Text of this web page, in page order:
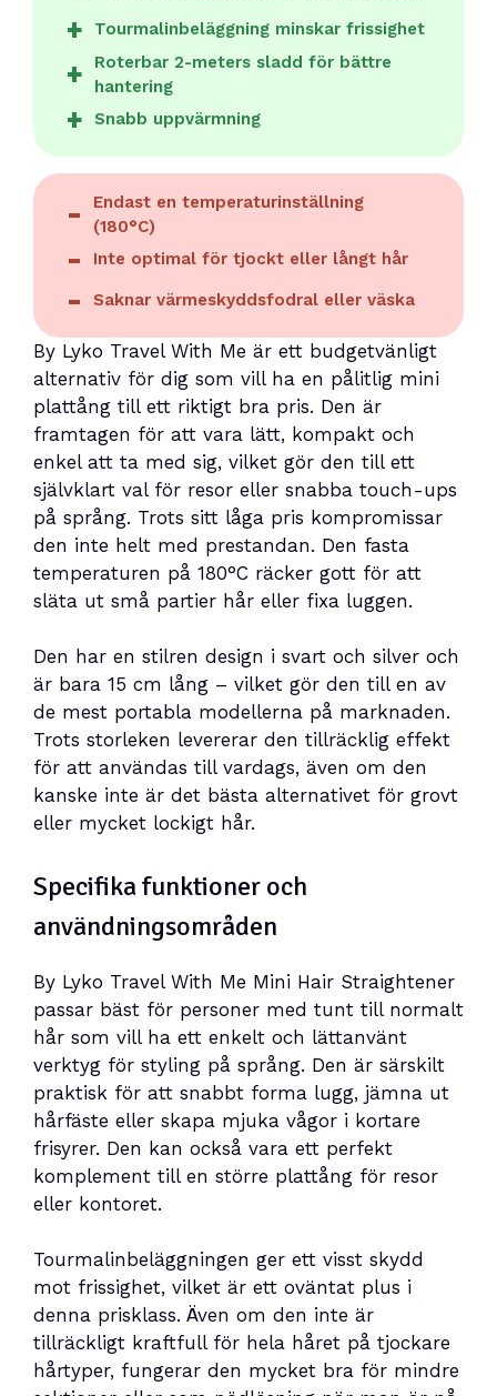
Tourmalinbeläggning minskar frissighet
Roterbar 2-meters sladd för bättre
hantering
Snabb uppvärmning
Endast en temperaturinställning
(180°C)
Inte optimal för tjockt eller långt hår
Saknar värmeskyddsfodral eller väska
By Lyko Travel With Me är ett budgetvänligt
alternativ för dig som vill ha en pålitlig mini
plattång till ett riktigt bra pris. Den är
framtagen för att vara lätt, kompakt och
enkel att ta med sig, vilket gör den till ett
självklart val för resor eller snabba touch-ups
på språng. Trots sitt låga pris kompromissar
den inte helt med prestandan. Den fasta
temperaturen på 180°C räcker gott för att
släta ut små partier hår eller fixa luggen.
Den har en stilren design i svart och silver och
är bara 15 cm lång – vilket gör den till en av
de mest portabla modellerna på marknaden.
Trots storleken levererar den tillräcklig effekt
för att användas till vardags, även om den
kanske inte är det bästa alternativet för grovt
eller mycket lockigt hår.
Specifika funktioner och
användningsområden
By Lyko Travel With Me Mini Hair Straightener
passar bäst för personer med tunt till normalt
hår som vill ha ett enkelt och lättanvänt
verktyg för styling på språng. Den är särskilt
praktisk för att snabbt forma lugg, jämna ut
hårfäste eller skapa mjuka vågor i kortare
frisyrer. Den kan också vara ett perfekt
komplement till en större plattång för resor
eller kontoret.
Tourmalinbeläggningen ger ett visst skydd
mot frissighet, vilket är ett oväntat plus i
denna prisklass. Även om den inte är
tillräckligt kraftfull för hela håret på tjockare
hårtyper, fungerar den mycket bra för mindre